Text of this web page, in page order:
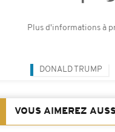
Plus d'informations à
DONALD TRUMP
VOUS AIMEREZ